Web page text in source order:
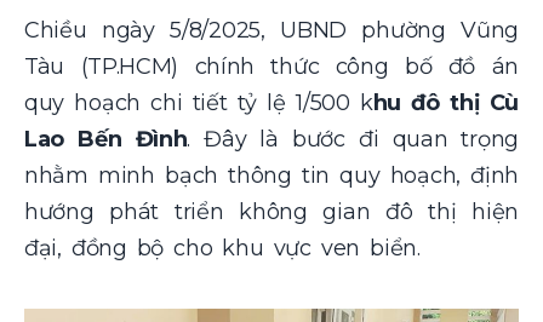
Chiều ngày 5/8/2025, UBND phường Vũng
Tàu (TP.HCM) chính thức công bố đồ án
quy hoạch chi tiết tỷ lệ 1/500 khu đô thị Cù
Lao Bến Đình. Đây là bước đi quan trọng
nhằm minh bạch thông tin quy hoạch, định
hướng phát triển không gian đô thị hiện
đại, đồng bộ cho khu vực ven biển.